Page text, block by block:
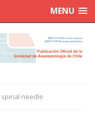
MENU
needle